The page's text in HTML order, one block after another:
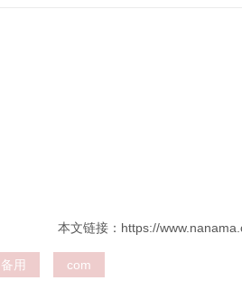
本文链接：https://
备用 com